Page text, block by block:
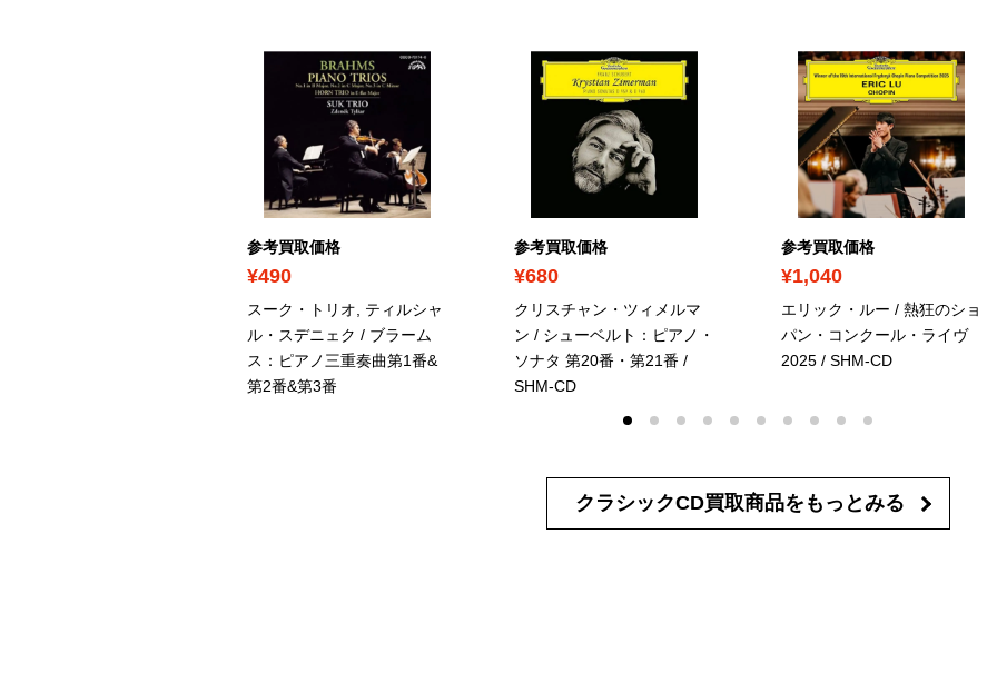
参考買取価格
¥490
スーク・トリオ, ティルシャ
ル・スデニェク / ブラーム
ス：ピアノ三重奏曲第1番&
第2番&第3番
参考買取価格
¥680
クリスチャン・ツィメルマ
ン / シューベルト：ピアノ・
ソナタ 第20番・第21番 /
SHM-CD
参考買取価格
¥1,040
エリック・ルー / 熱狂のショ
パン・コンクール・ライヴ
2025 / SHM-CD
クラシックCD買取商品を もっとみる